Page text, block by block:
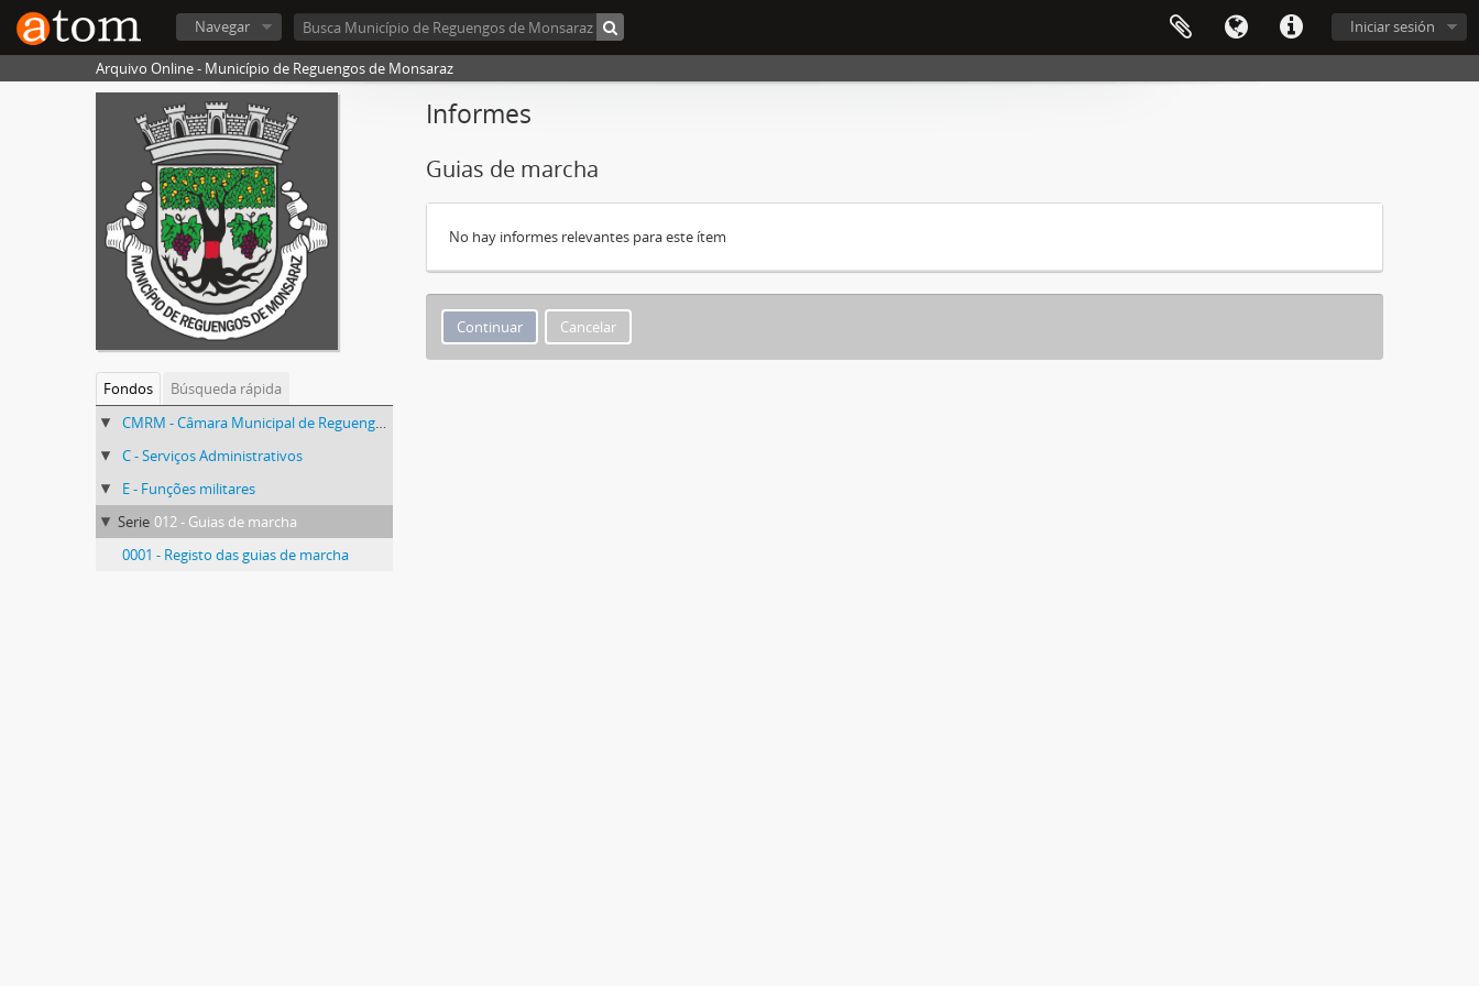
Iniciar sesión
Navegar
Arquivo Online - Município de Reguengos de Monsaraz
Fondos
Búsqueda rápida
CMRM - Câmara Municipal de Reguengos de Monsaraz
C - Serviços Administrativos
E - Funções militares
Serie 012 - Guias de marcha
0001 - Registo das guias de marcha
Informes
Guias de marcha
No hay informes relevantes para este ítem
Cancelar